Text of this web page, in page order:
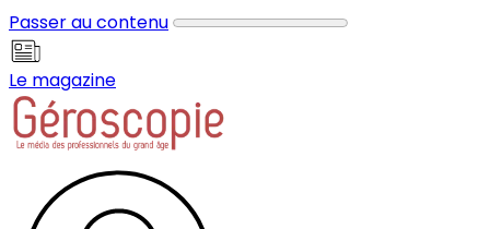
Passer au contenu
Le magazine
Panneau de gestion des cookies